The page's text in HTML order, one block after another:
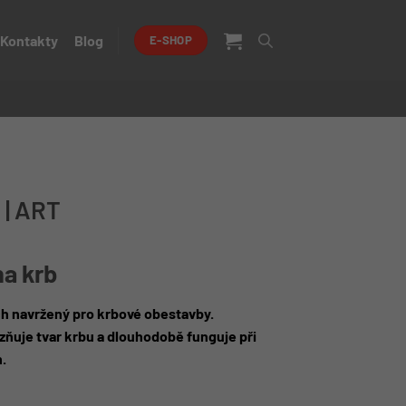
Kontakty Blog E-SHOP
ART
krb
navržený pro krbové obestavby.
tvar krbu a dlouhodobě funguje při